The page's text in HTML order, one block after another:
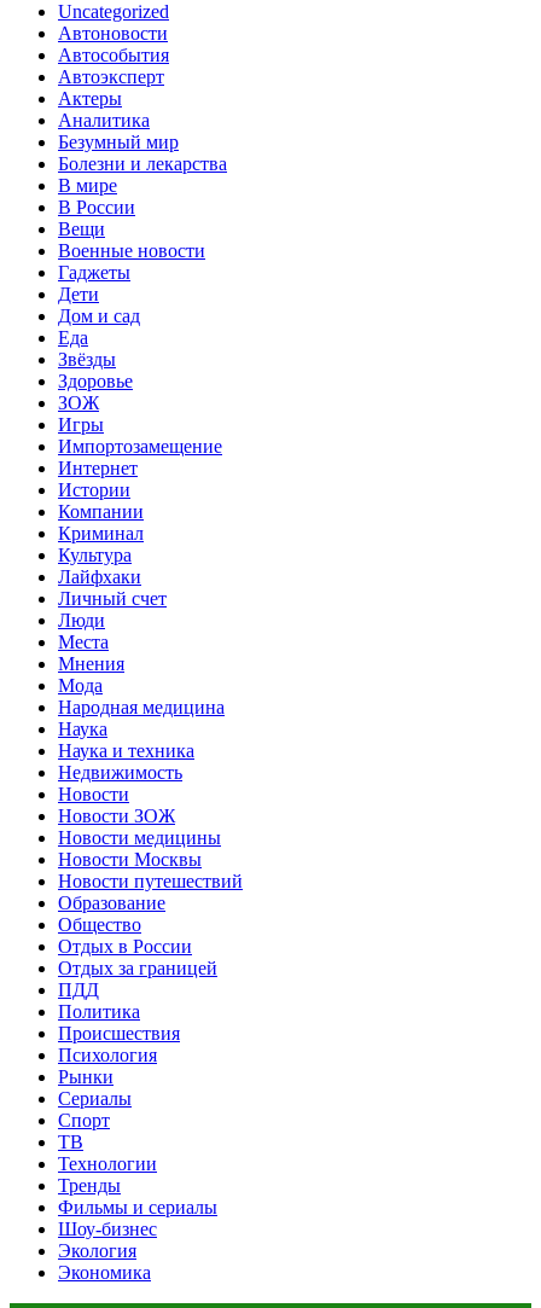
Uncategorized
Автоновости
Автособытия
Автоэксперт
Актеры
Аналитика
Безумный мир
Болезни и лекарства
В мире
В России
Вещи
Военные новости
Гаджеты
Дети
Дом и сад
Еда
Звёзды
Здоровье
ЗОЖ
Игры
Импортозамещение
Интернет
Истории
Компании
Криминал
Культура
Лайфхаки
Личный счет
Люди
Места
Мнения
Мода
Народная медицина
Наука
Наука и техника
Недвижимость
Новости
Новости ЗОЖ
Новости медицины
Новости Москвы
Новости путешествий
Образование
Общество
Отдых в России
Отдых за границей
ПДД
Политика
Происшествия
Психология
Рынки
Сериалы
Спорт
ТВ
Технологии
Тренды
Фильмы и сериалы
Шоу-бизнес
Экология
Экономика